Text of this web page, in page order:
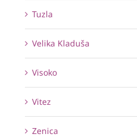
Tuzla
Velika Kladuša
Visoko
Vitez
Zenica